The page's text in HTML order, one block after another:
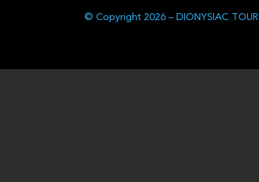
© Copyright 2026 – DIONYSIAC TOUR